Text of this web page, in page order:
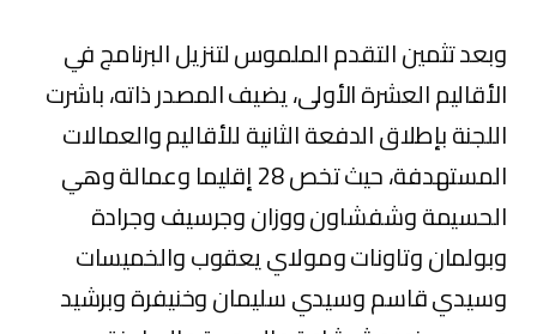
وبعد تثمين التقدم الملموس لتنزيل البرنامج في
الأقاليم العشرة الأولى، يضيف المصدر ذاته، باشرت
اللجنة بإطلاق الدفعة الثانية للأقاليم والعمالات
المستهدفة، حيث تخص 28 إقليما وعمالة وهي
الحسيمة وشفشاون ووزان وجرسيف وجرادة
وبولمان وتاونات ومولاي يعقوب والخميسات
وسيدي قاسم وسيدي سليمان وخنيفرة وبرشيد